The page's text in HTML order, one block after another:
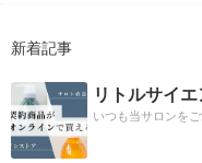
新着記事
いつも当サロンを